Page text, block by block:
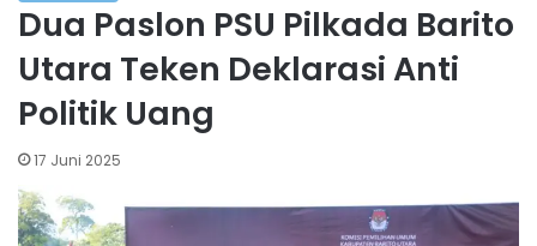
Dua Paslon PSU Pilkada Barito
Utara Teken Deklarasi Anti
Politik Uang
17 Juni 2025